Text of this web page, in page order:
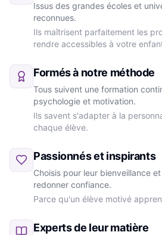
Issus des grandes écoles et
reconnues.
Ils maîtrisent parfaitement les
rendre accessibles à votre
Formés à notre méthode
Tous suivent une formation
psychologie et motivation.
Ils savent s'adapter à la
chaque élève.
Passionnés et inspirants
Choisis pour leur bienveillance
redonner confiance.
Parce qu'un élève motivé
Experts de leur matière